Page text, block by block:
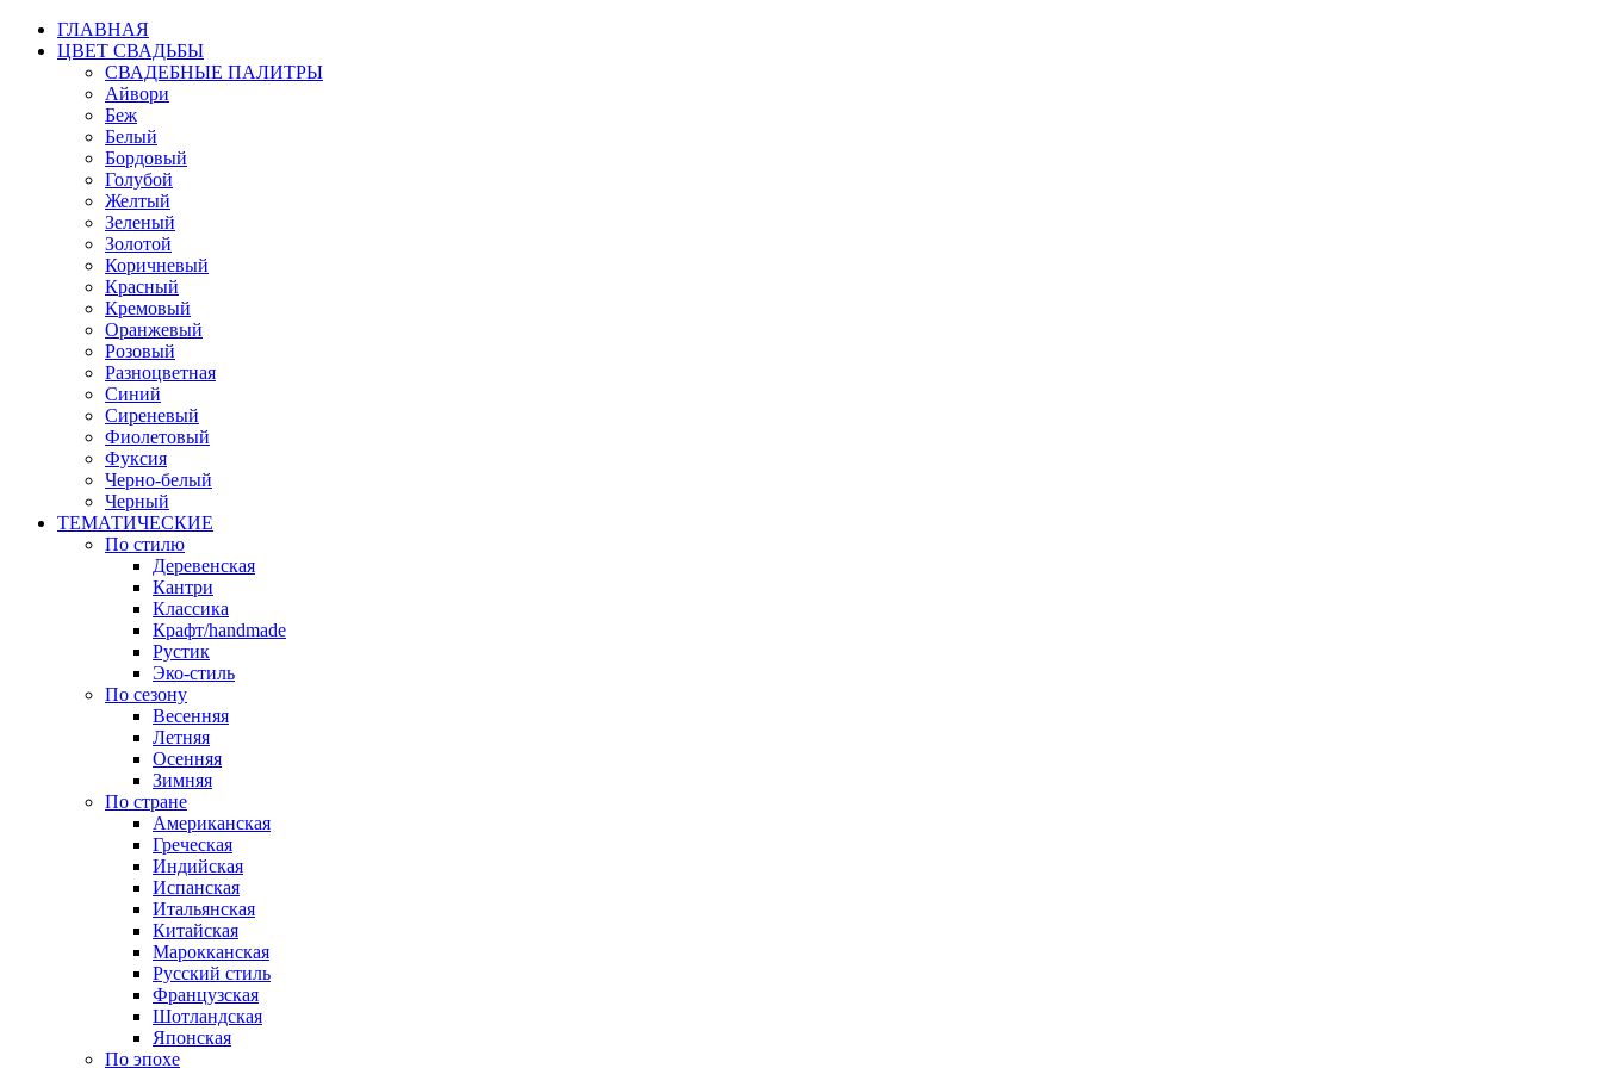
ГЛАВНАЯ
ЦВЕТ СВАДЬБЫ
СВАДЕБНЫЕ ПАЛИТРЫ
Айвори
Беж
Белый
Бордовый
Голубой
Желтый
Зеленый
Золотой
Коричневый
Красный
Кремовый
Оранжевый
Розовый
Разноцветная
Синий
Сиреневый
Фиолетовый
Фуксия
Черно-белый
Черный
ТЕМАТИЧЕСКИЕ
По стилю
Деревенская
Кантри
Классика
Крафт/handmade
Рустик
Эко-стиль
По сезону
Весенняя
Летняя
Осенняя
Зимняя
По стране
Американская
Греческая
Индийская
Испанская
Итальянская
Китайская
Марокканская
Русский стиль
Французская
Шотландская
Японская
По эпохе